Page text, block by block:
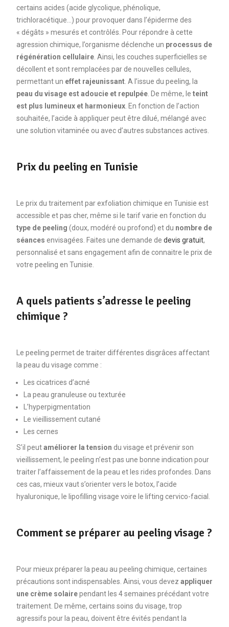
certains acides (acide glycolique, phénolique,
trichloracétique…) pour provoquer dans l’épiderme des
« dégâts » mesurés et contrôlés. Pour répondre à cette
agression chimique, l’organisme déclenche un processus de
régénération cellulaire. Ainsi, les couches superficielles se
décollent et sont remplacées par de nouvelles cellules,
permettant un effet rajeunissant. A l’issue du peeling, la
peau du visage est adoucie et repulpée. De même, le teint
est plus lumineux et harmonieux. En fonction de l’action
souhaitée, l’acide à appliquer peut être dilué, mélangé avec
une solution vitaminée ou avec d’autres substances actives.
Prix du peeling en Tunisie
Le prix du traitement par exfoliation chimique en Tunisie est
accessible et pas cher, même si le tarif varie en fonction du
type de peeling (doux, modéré ou profond) et du nombre de
séances envisagées. Faites une demande de devis gratuit,
personnalisé et sans engagement afin de connaitre le prix de
votre peeling en Tunisie.
A quels patients s’adresse le peeling
chimique ?
Le peeling permet de traiter différentes disgrâces affectant
la peau du visage comme :
Les cicatrices d’acné
La peau granuleuse ou texturée
L’hyperpigmentation
Le vieillissement cutané
Les cernes
S’il peutaméliorer la tension du visage et prévenir son
vieillissement, le peeling n’est pas une bonne indication pour
traiter l’affaissement de la peau et les rides profondes. Dans
ces cas, mieux vaut s’orienter vers le botox, l’acide
hyaluronique, le lipofilling visage voire le lifting cervico-facial.
Comment se préparer au peeling visage ?
Pour mieux préparer la peau au peeling chimique, certaines
précautions sont indispensables. Ainsi, vous devez appliquer
une crème solairependant les 4 semaines précédant votre
traitement. De même, certains soins du visage, trop
agressifs pour la peau, doivent être évités pendant la